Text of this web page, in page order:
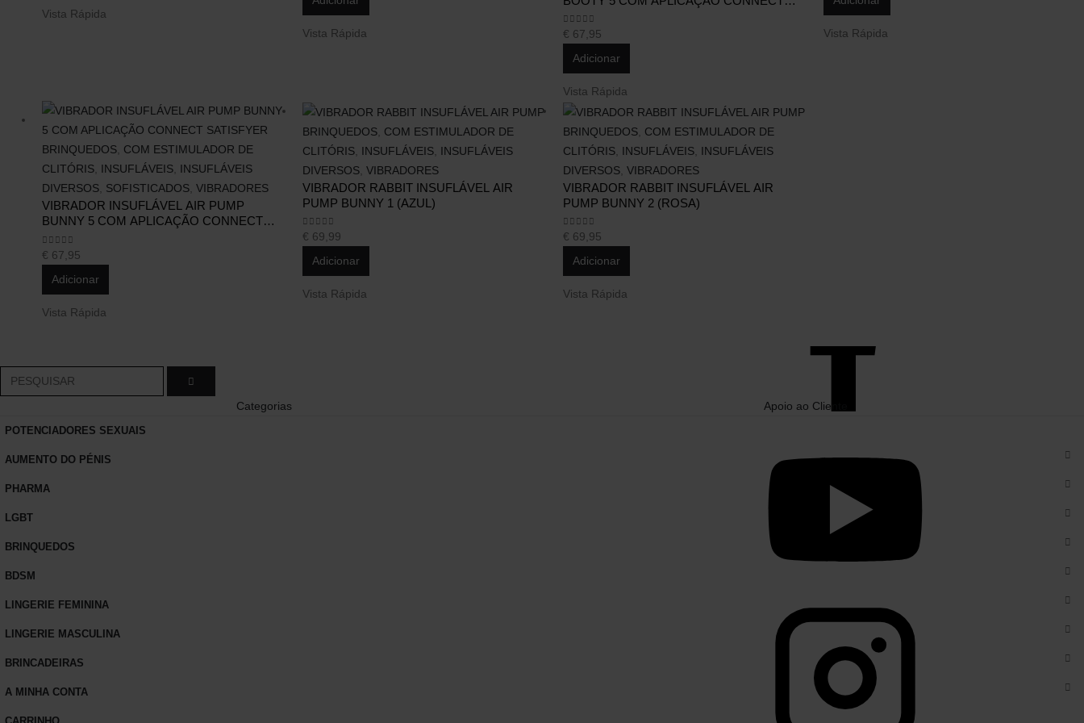
Vista Rápida
Vista Rápida
SATISFYER
0 out of 5
€ 67,95
Adicionar
Vista Rápida
Vista Rápida
BRINQUEDOS, COM ESTIMULADOR DE
CLITÓRIS, INSUFLÁVEIS, INSUFLÁVEIS
DIVERSOS, SOFISTICADOS, VIBRADORES
VIBRADOR INSUFLÁVEL AIR PUMP
BUNNY 5 COM APLICAÇÃO CONNECT
SATISFYER
0 out of 5
€ 67,95
Adicionar
Vista Rápida
BRINQUEDOS COM ESTIMULADOR DE
CLITÓRIS INSUFLÁVEIS INSUFLÁVEIS
DIVERSOS VIBRADORES
VIBRADOR RABBIT INSUFLÁVEL AIR
PUMP BUNNY 1 (AZUL)
0 out of 5
€ 69,99
Adicionar
Vista Rápida
BRINQUEDOS COM ESTIMULADOR DE
CLITÓRIS INSUFLÁVEIS INSUFLÁVEIS
DIVERSOS VIBRADORES
VIBRADOR RABBIT INSUFLÁVEL AIR
PUMP BUNNY 2 (ROSA)
0 out of 5
€ 69,95
Adicionar
Vista Rápida
Política de Privacidade
Política de Cookies
Livro de Reclamações
Exercer Direito de
Livre Resolução
Modos de Pagamento
Portes de Envio
Métodos de Envio
Lojas
Psicologia e Psicoterapia
APP Flame
Blog
Media
Artigos
Contos
Parceiros
SUBSCREVA A NOSSA
aplica-se a
Categorias Apoio ao Cliente
POTENCIADORES SEXUAIS
AUMENTO DO PÉNIS
PHARMA
LGBT
BRINQUEDOS
BDSM
LINGERIE FEMININA
LINGERIE MASCULINA
BRINCADEIRAS
A MINHA CONTA